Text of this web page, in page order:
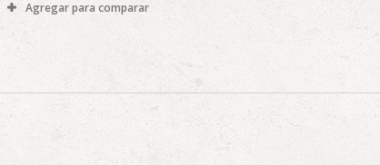
Agregar para comparar